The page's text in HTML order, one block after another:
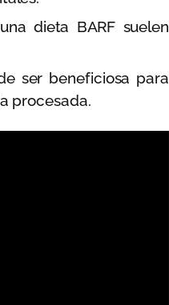
dieta BARF suelen
ser beneficiosa para
procesada.